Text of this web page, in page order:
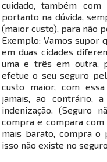
cuidado, também
portanto na dúvida,
(maior custo), para não
Exemplo: Vamos supor
em duas cidades
uma e três em outra,
efetue o seu seguro
custo maior, com
jamais, ao contrário,
indenização. (Seguro
compra e compara
mais barato, compra o
isso não existe no